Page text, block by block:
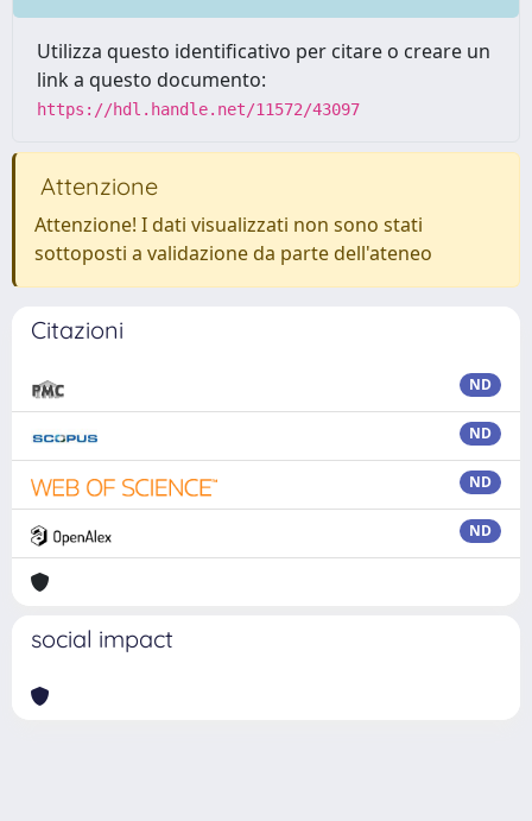
Utilizza questo identificativo per citare o creare un
link a questo documento:
https://hdl.handle.net/11572/43097
Attenzione
Attenzione! I dati visualizzati non sono stati
sottoposti a validazione da parte dell'ateneo
Citazioni
ND
ND
ND
ND
social impact